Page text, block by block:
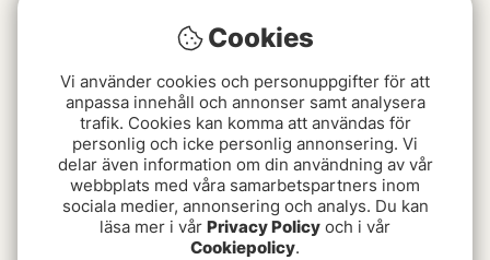
Cookies
Vi använder cookies och personuppgifter för att
anpassa innehåll och annonser samt analysera
trafik. Cookies kan komma att användas för
personlig och icke personlig annonsering. Vi
delar även information om din användning av vår
webbplats med våra samarbetspartners inom
sociala medier, annonsering och analys. Du kan
läsa mer i vår Privacy Policy och i vår
Cookiepolicy.